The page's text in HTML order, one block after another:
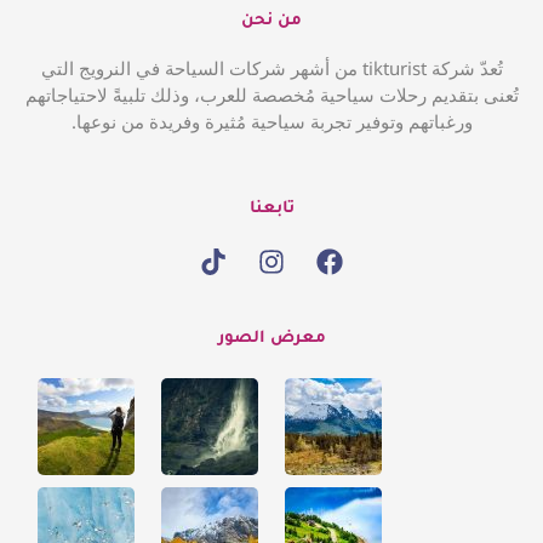
من نحن
تُعدّ شركة tikturist من أشهر شركات السياحة في النرويج التي
تُعنى بتقديم رحلات سياحية مُخصصة للعرب، وذلك تلبيةً لاحتياجاتهم
ورغباتهم وتوفير تجربة سياحية مُثيرة وفريدة من نوعها.
تابعنا
معرض الصور